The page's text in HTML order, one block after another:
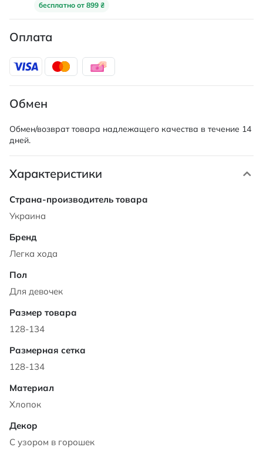
бесплатно от 899 ₴
Оплата
Обмен
Обмен/возврат товара надлежащего качества в течение 14
дней.
Характеристики
Характеристики
Украина
Легка хода
Для девочек
128-134
128-134
Хлопок
С узором в горошек